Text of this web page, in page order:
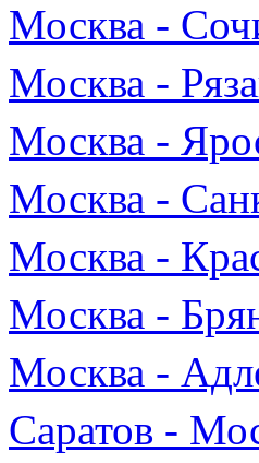
Москва -
Москва -
Москва -
Москва -
Москва -
Москва -
Москва -
Саратов -